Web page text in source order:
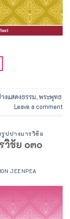
งแสดงธรรม,พระพุทธ
Leave a comment
ปปางมารวิชัย
วิชัย ๐๓๐
JEENPEA